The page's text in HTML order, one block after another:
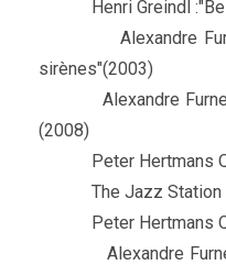
Henri Greindl
Alexandre
sirènes"(2003)
Alexandre Furnelle
(2008)
Peter Hertmans
The Jazz Station
Peter Hertmans
Alexandre